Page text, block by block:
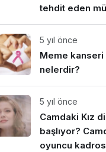
tehdit eden
5 yıl önce
Meme
nelerdir?
5 yıl önce
Camdaki Kız
başlıyor?
oyuncu